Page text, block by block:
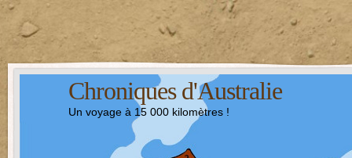
Chroniques d'Australie
Un voyage à 15 000 kilomètres !